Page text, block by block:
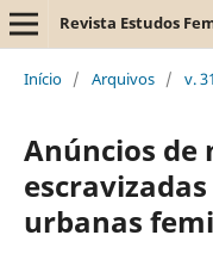
Revista Estudos
Início / Arquivos / v.
Anúncios de
urbanas